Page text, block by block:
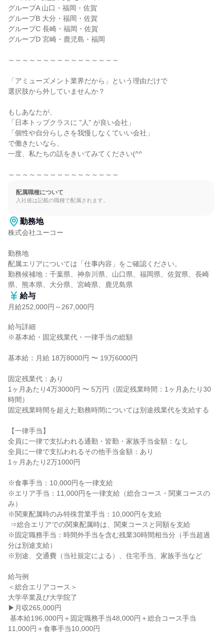
グループA 山口・福岡・佐賀
グループB 大分・福岡・佐賀
グループC 長崎・福岡・佐賀
グループD 宮崎・鹿児島・福岡
～～～～～～～～～～～～～～～～
「アミューズメント業界だから」という理由だけで
選択肢から外していませんか？
もしあなたが、
「日本トップクラスに "人" が良い会社」
「個性や自分らしさを我慢しなくていい会社」
で働きたいなら、
一度、私たちの話をきいてみてください(^^
～～～～～～～～～～～～～～～～
配属職種について
入社後は記載の職種で配属されます。
勤務地
株式会社ユーコー
勤務地
配属エリアについては「仕事内容」をご確認ください。
勤務候補地：千葉県、神奈川県、山口県、福岡県、佐賀県、長崎
県、熊本県、大分県、宮崎県、鹿児島県
給与
月給252,000円～267,000円
給与詳細
※基本給・固定残業代・一律手当の総額
基本給：月給 18万8000円 〜 19万6000円
固定残業代：あり
1ヶ月あたり4万3000円 〜 5万円（固定残業時間：1ヶ月あたり30
時間）
固定残業時間を超えた勤務時間については別途残業代を支給する
【一律手当】
全員に一律で支払われる通勤・皆勤・家族手当金額：なし
全員に一律で支払われるその他手当金額：あり
1ヶ月あたり2万1000円
※食事手当：10,000円を一律支給
※エリア手当：11,000円を一律支給（総合コース・関東コースの
み）
※関東配属時のみ特殊営業手当：10,000円を支給
※固定職務手当：時間外手当を含む残業30時間相当分（手当超過
分は別途支給）
※別途、交通費（当社規定による）、住宅手当、家族手当など
給与例
＜総合エリアコース＞
大学卒業及び大学院了
▶月収265,000円
11,000円＋食事手当10,000円